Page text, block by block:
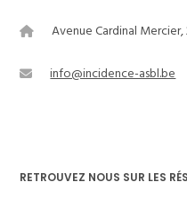
Avenue Cardinal
info@incidence-asbl.be
RETROUVEZ NOUS SUR LES